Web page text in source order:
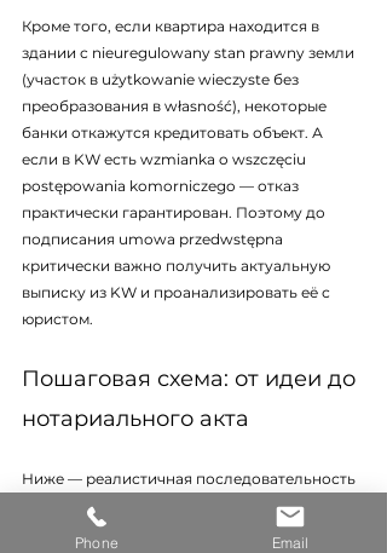
Кроме того, если квартира находится в
здании с nieuregulowany stan prawny земли
(участок в użytkowanie wieczyste без
преобразования в własność), некоторые
банки откажутся кредитовать объект. А
если в KW есть wzmianka o wszczęciu
postępowania komorniczego — отказ
практически гарантирован. Поэтому до
подписания umowa przedwstępna
критически важно получить актуальную
выписку из KW и проанализировать её с
юристом.
Пошаговая схема: от идеи до
нотариального акта
Ниже — реалистичная последовательность
шагов для иностранца, планирующего
ипотеку в Польше. Длительность каждого
Phone Email